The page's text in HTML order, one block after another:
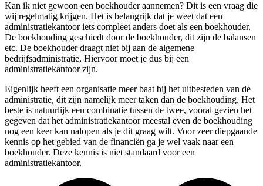
Kan ik niet gewoon een boekhouder aannemen? Dit is een vraag die
wij regelmatig krijgen. Het is belangrijk dat je weet dat een
administratiekantoor iets compleet anders doet als een boekhouder.
De boekhouding geschiedt door de boekhouder, dit zijn de balansen
etc. De boekhouder draagt niet bij aan de algemene
bedrijfsadministratie, Hiervoor moet je dus bij een
administratiekantoor zijn.
Eigenlijk heeft een organisatie meer baat bij het uitbesteden van de
administratie, dit zijn namelijk meer taken dan de boekhouding. Het
beste is natuurlijk een combinatie tussen de twee, vooral gezien het
gegeven dat het administratiekantoor meestal even de boekhouding
nog een keer kan nalopen als je dit graag wilt. Voor zeer diepgaande
kennis op het gebied van de financiën ga je wel vaak naar een
boekhouder. Deze kennis is niet standaard voor een
administratiekantoor.